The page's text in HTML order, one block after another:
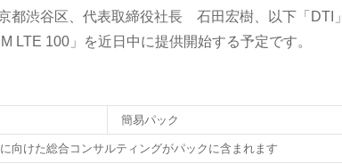
都渋谷区、代表取締役社長 石田宏樹、以下「DTI
LTE 100」を近日中に提供開始する予定です。
簡易パック
向けた総合コンサルティングがパックに含まれます